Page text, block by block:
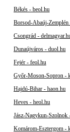
Békés - beol.hu
Borsod-Abaúj-Zemplén
Csongrád -
Dunaújváros - duol.hu
Fejér - feol.hu
Győr-Moson-Sopron -
Hajdú-Bihar - haon.hu
Heves - heol.hu
Jász-Nagykun-Szolnok
Komárom-Esztergom -